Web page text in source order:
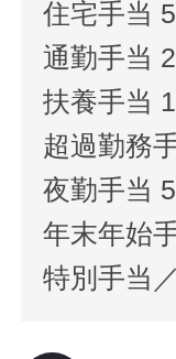
住宅手当
通勤手当
扶養手当
超過勤務
夜勤手当
年末年始
特別手当